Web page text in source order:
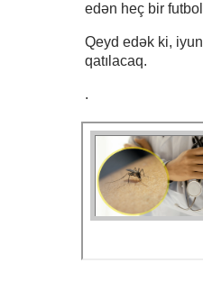
edən heç bir
Qeyd edək ki,
qatılacaq.
.